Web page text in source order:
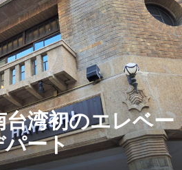
台湾初のエレベー
ート